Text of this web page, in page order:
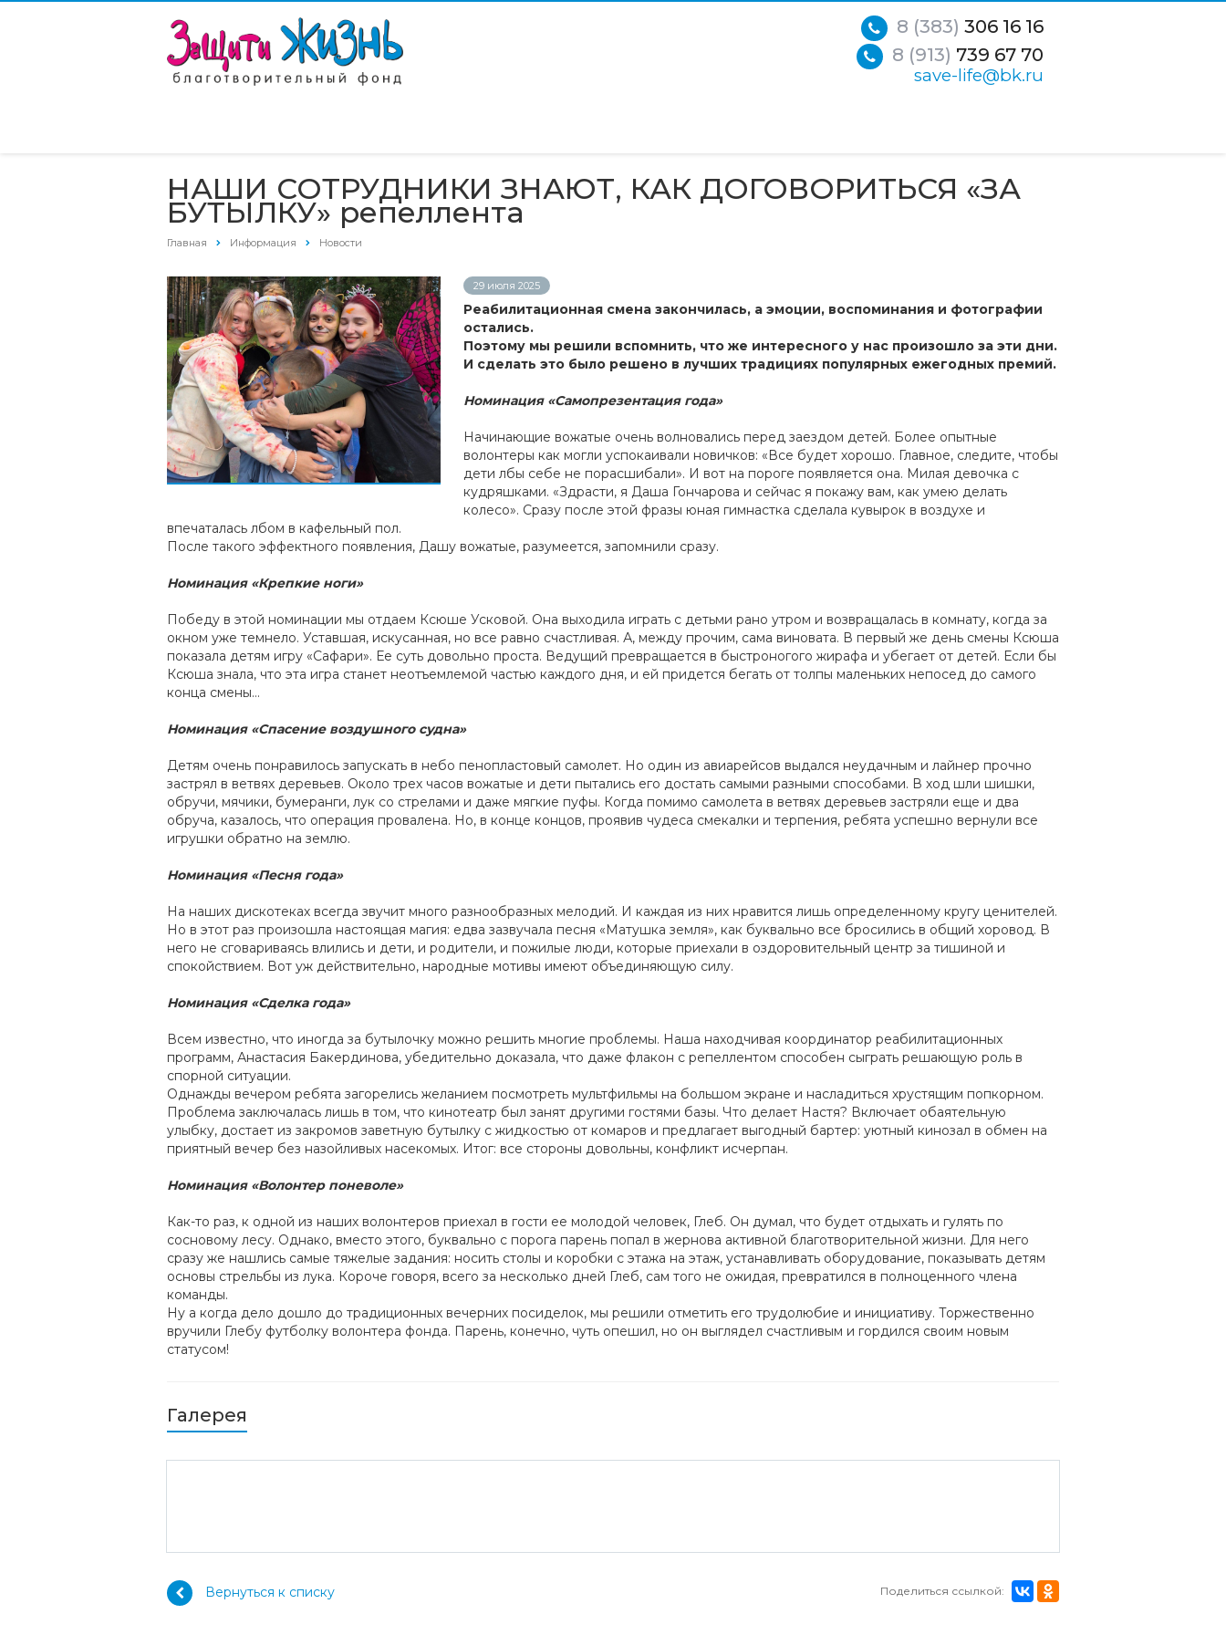
8 (383) 306 16 16
8 (913) 739 67 70
save-life@bk.ru
НАШИ СОТРУДНИКИ ЗНАЮТ, КАК ДОГОВОРИТЬСЯ «ЗА
БУТЫЛКУ» репеллента
Главная Информация Новости
29 июля 2025
Реабилитационная смена закончилась, а эмоции, воспоминания и фотографии
остались.
Поэтому мы решили вспомнить, что же интересного у нас произошло за эти дни.
И сделать это было решено в лучших традициях популярных ежегодных премий.
Номинация «Самопрезентация года»
Начинающие вожатые очень волновались перед заездом детей. Более опытные
волонтеры как могли успокаивали новичков: «Все будет хорошо. Главное, следите, чтобы
дети лбы себе не порасшибали». И вот на пороге появляется она. Милая девочка с
кудряшками. «Здрасти, я Даша Гончарова и сейчас я покажу вам, как умею делать
колесо». Сразу после этой фразы юная гимнастка сделала кувырок в воздухе и
впечаталась лбом в кафельный пол.
После такого эффектного появления, Дашу вожатые, разумеется, запомнили сразу.
Номинация «Крепкие ноги»
Победу в этой номинации мы отдаем Ксюше Усковой. Она выходила играть с детьми рано утром и возвращалась в комнату, когда за
окном уже темнело. Уставшая, искусанная, но все равно счастливая. А, между прочим, сама виновата. В первый же день смены Ксюша
показала детям игру «Сафари». Ее суть довольно проста. Ведущий превращается в быстроногого жирафа и убегает от детей. Если бы
Ксюша знала, что эта игра станет неотъемлемой частью каждого дня, и ей придется бегать от толпы маленьких непосед до самого
конца смены…
Номинация «Спасение воздушного судна»
Детям очень понравилось запускать в небо пенопластовый самолет. Но один из авиарейсов выдался неудачным и лайнер прочно
застрял в ветвях деревьев. Около трех часов вожатые и дети пытались его достать самыми разными способами. В ход шли шишки,
обручи, мячики, бумеранги, лук со стрелами и даже мягкие пуфы. Когда помимо самолета в ветвях деревьев застряли еще и два
обруча, казалось, что операция провалена. Но, в конце концов, проявив чудеса смекалки и терпения, ребята успешно вернули все
игрушки обратно на землю.
Номинация «Песня года»
На наших дискотеках всегда звучит много разнообразных мелодий. И каждая из них нравится лишь определенному кругу ценителей.
Но в этот раз произошла настоящая магия: едва зазвучала песня «Матушка земля», как буквально все бросились в общий хоровод. В
него не сговариваясь влились и дети, и родители, и пожилые люди, которые приехали в оздоровительный центр за тишиной и
спокойствием. Вот уж действительно, народные мотивы имеют объединяющую силу.
Номинация «Сделка года»
Всем известно, что иногда за бутылочку можно решить многие проблемы. Наша находчивая координатор реабилитационных
программ, Анастасия Бакердинова, убедительно доказала, что даже флакон с репеллентом способен сыграть решающую роль в
спорной ситуации.
Однажды вечером ребята загорелись желанием посмотреть мультфильмы на большом экране и насладиться хрустящим попкорном.
Проблема заключалась лишь в том, что кинотеатр был занят другими гостями базы. Что делает Настя? Включает обаятельную
улыбку, достает из закромов заветную бутылку с жидкостью от комаров и предлагает выгодный бартер: уютный кинозал в обмен на
приятный вечер без назойливых насекомых. Итог: все стороны довольны, конфликт исчерпан.
Номинация «Волонтер поневоле»
Как-то раз, к одной из наших волонтеров приехал в гости ее молодой человек, Глеб. Он думал, что будет отдыхать и гулять по
сосновому лесу. Однако, вместо этого, буквально с порога парень попал в жернова активной благотворительной жизни. Для него
сразу же нашлись самые тяжелые задания: носить столы и коробки с этажа на этаж, устанавливать оборудование, показывать детям
основы стрельбы из лука. Короче говоря, всего за несколько дней Глеб, сам того не ожидая, превратился в полноценного члена
команды.
Ну а когда дело дошло до традиционных вечерних посиделок, мы решили отметить его трудолюбие и инициативу. Торжественно
вручили Глебу футболку волонтера фонда. Парень, конечно, чуть опешил, но он выглядел счастливым и гордился своим новым
статусом!
Галерея
Поделиться ссылкой:
Вернуться к списку